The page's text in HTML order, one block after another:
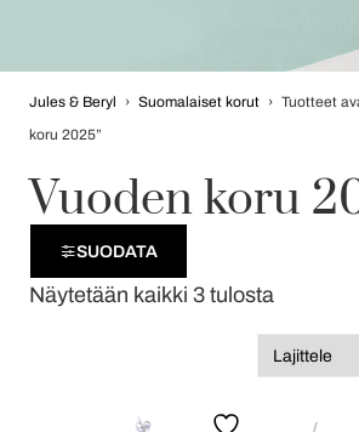
Jules & Beryl › Suomalaiset korut › Tuotteet
koru 2025”
Vuoden koru
SUODATA
Näytetään kaikki 3 tulosta